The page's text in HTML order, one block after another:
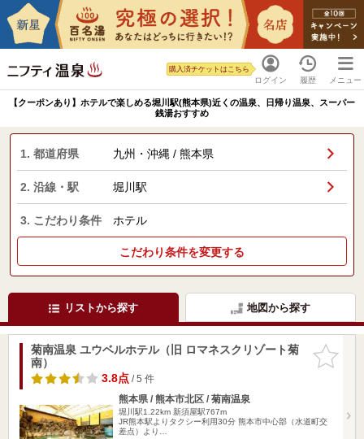
ログイン
購入済チケットはこちら
履歴 メニュー
【クーポンあり】ホテルで楽しめる堀川駅(熊本県)近くの温泉、日帰り温泉、スーパー
銭湯おすすめ
1. 都道府県 九州・沖縄 / 熊本県
2. 沿線・駅 堀川駅
3. こだわり条件 ホテル
こだわり条件を変更する
リストから探す 地図から探す
お気に入
りに追加
菊南温泉 ユウベルホテル（旧 ロマネスクリゾート菊
南）
3.8点/ 5 件
熊本県 / 熊本市北区 / 菊南温泉
堀川駅1.22km 新須屋駅767m
JR熊本駅よりタクシー利用30分 熊本市中心部（水道町交
差点）より…